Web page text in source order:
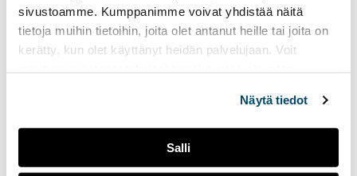
sivustoamme. Kumppanimme voivat yhdistää näitä
tietoja muihin tietoihin, joita olet antanut heille tai joita on
kerätty, kun olet käyttänyt heidän palvelujaan. Voit
Näytä tiedot
Salli